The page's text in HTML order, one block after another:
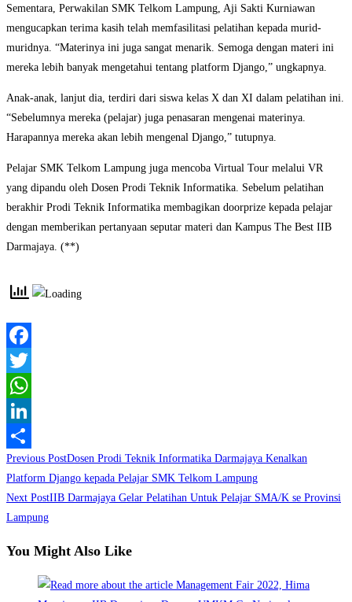
Sementara, Perwakilan SMK Telkom Lampung, Aji Sakti Kurniawan
mengucapkan terima kasih telah memfasilitasi pelatihan kepada murid-
muridnya. “Materinya ini juga sangat menarik. Semoga dengan materi ini
mereka lebih banyak mengetahui tentang platform Django,” ungkapnya.
Anak-anak, lanjut dia, terdiri dari siswa kelas X dan XI dalam pelatihan ini.
“Sebelumnya mereka (pelajar) juga penasaran mengenai materinya.
Harapannya mereka akan lebih mengenal Django,” tutupnya.
Pelajar SMK Telkom Lampung juga mencoba Virtual Tour melalui VR
yang dipandu oleh Dosen Prodi Teknik Informatika. Sebelum pelatihan
berakhir Prodi Teknik Informatika membagikan doorprize kepada pelajar
dengan memberikan pertanyaan seputar materi dan Kampus The Best IIB
Darmajaya. (**)
Facebook
Twitter
WhatsApp
LinkedIn
Share
Read
more
articles
Previous PostDosen Prodi Teknik Informatika Darmajaya Kenalkan
Platform Django kepada Pelajar SMK Telkom Lampung
Next PostIIB Darmajaya Gelar Pelatihan Untuk Pelajar SMA/K se Provinsi
Lampung
You Might Also Like